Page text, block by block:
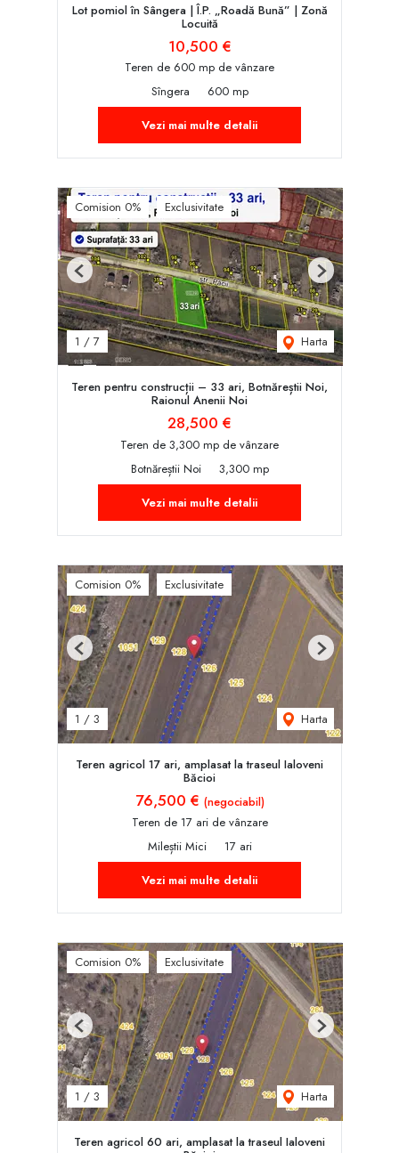
Lot pomiol în Sângera | Î.P. „Roadă Bună” | Zonă
Locuită
10,500 €
Teren de 600 mp de vânzare
Sîngera
600 mp
Vezi mai multe detalii
Comision 0% Exclusivitate
1 / 7 Harta
Previous Next
Teren pentru construcții – 33 ari, Botnăreștii Noi,
Raionul Anenii Noi
28,500 €
Teren de 3,300 mp de vânzare
Botnăreștii Noi
3,300 mp
Vezi mai multe detalii
Comision 0% Exclusivitate
1 / 3 Harta
Previous Next
Teren agricol 17 ari, amplasat la traseul Ialoveni
Băcioi
76,500 € (negociabil)
Teren de 17 ari de vânzare
Mileștii Mici
17 ari
Vezi mai multe detalii
Comision 0% Exclusivitate
1 / 3 Harta
Previous Next
Teren agricol 60 ari, amplasat la traseul Ialoveni